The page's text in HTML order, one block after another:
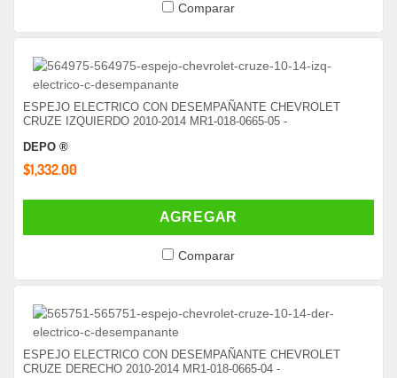
Comparar
ESPEJO ELECTRICO CON DESEMPAÑANTE CHEVROLET
CRUZE IZQUIERDO 2010-2014 MR1-018-0665-05 -
DEPO ®
$1,332.00
AGREGAR
Comparar
ESPEJO ELECTRICO CON DESEMPAÑANTE CHEVROLET
CRUZE DERECHO 2010-2014 MR1-018-0665-04 -